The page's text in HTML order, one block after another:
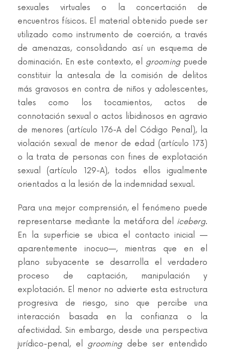
sexuales virtuales o la concertación de
encuentros físicos. El material obtenido puede ser
utilizado como instrumento de coerción, a través
de amenazas, consolidando así un esquema de
dominación. En este contexto, el groomingpuede
constituir la antesala de la comisión de delitos
más gravosos en contra de niños y adolescentes,
tales como los tocamientos, actos de
connotación sexual o actos libidinosos en agravio
de menores (artículo 176-A del Código Penal), la
violación sexual de menor de edad (artículo 173)
o la trata de personas con fines de explotación
sexual (artículo 129-A), todos ellos igualmente
orientados a la lesión de la indemnidad sexual.
Para una mejor comprensión, el fenómeno puede
representarse mediante la metáfora del iceberg.
En la superficie se ubica el contacto inicial —
aparentemente inocuo—, mientras que en el
plano subyacente se desarrolla el verdadero
proceso de captación, manipulación y
explotación. El menor no advierte esta estructura
progresiva de riesgo, sino que percibe una
interacción basada en la confianza o la
afectividad. Sin embargo, desde una perspectiva
jurídico-penal, el groomingdebe ser entendido